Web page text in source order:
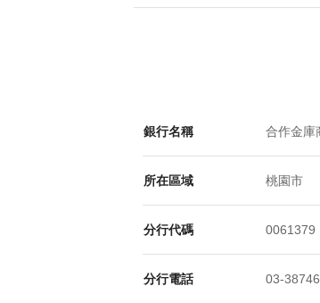
銀行名稱 合作金庫
所在區域 桃園市
分行代碼 0061379
分行電話 03-